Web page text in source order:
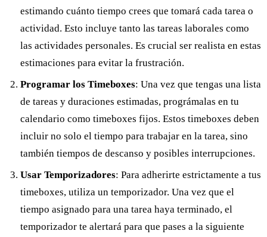
estimando cuánto tiempo crees que tomará cada tarea o
actividad. Esto incluye tanto las tareas laborales como
las actividades personales. Es crucial ser realista en estas
estimaciones para evitar la frustración.
Programar los Timeboxes: Una vez que tengas una lista
de tareas y duraciones estimadas, prográmalas en tu
calendario como timeboxes fijos. Estos timeboxes deben
incluir no solo el tiempo para trabajar en la tarea, sino
también tiempos de descanso y posibles interrupciones.
Usar Temporizadores: Para adherirte estrictamente a tus
timeboxes, utiliza un temporizador. Una vez que el
tiempo asignado para una tarea haya terminado, el
temporizador te alertará para que pases a la siguiente